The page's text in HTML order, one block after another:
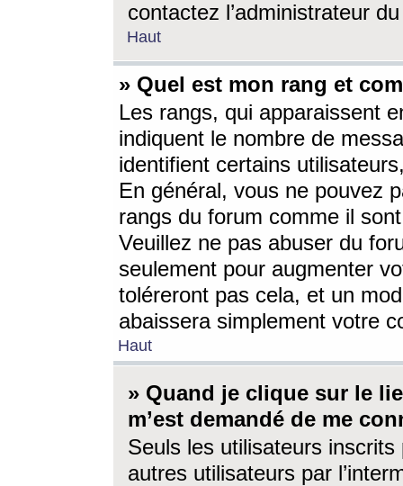
contactez l’administrateur
Haut
» Quel est mon rang et
Les rangs, qui apparaissent
indiquent le nombre de
identifient certains
En général, vous ne pouvez
rangs du forum comme il
Veuillez ne pas abuser du
seulement pour augmenter
toléreront pas cela, et un
abaissera simplement votre
Haut
» Quand je clique sur le
m’est demandé de me
Seuls les utilisateurs
autres utilisateurs par